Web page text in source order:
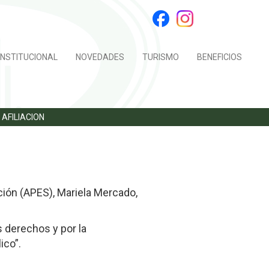
NOVEDADES TURISMO BENEFICIOS
AFILIACION
(APES), Mariela Mercado,
derechos y por la